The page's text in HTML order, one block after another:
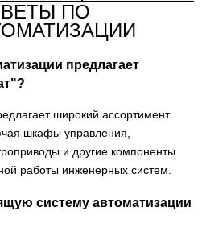
KFK03
температуры MWF+
замерзания TFR
для измерения
126
FR
60
ПО
предлагает
широкий ассортимент
шкафы управления,
и другие компоненты
работы инженерных систем.
систему автоматизации